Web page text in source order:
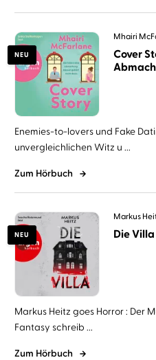
NEU
Mhairi
Cover
Enemies-to-lovers und Fake
unvergleichlichen Witz u ...
Zum Hörbuch
NEU
Markus
Die Villa
Markus Heitz goes Horror : Der
Fantasy schreib ...
Zum Hörbuch